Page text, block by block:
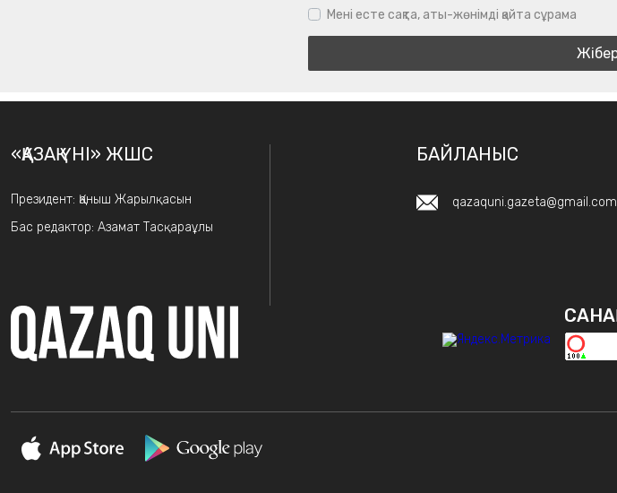
Мені есте сақта, аты-жөнімді қайта сұрама
«ҚАЗАҚ ҮНІ» ЖШС
Президент: Қаныш Жарылқасын
Бас редактор: Азамат Тасқараұлы
БАЙЛАНЫС
qazaquni.gazeta@gmail.com
САНАҚ